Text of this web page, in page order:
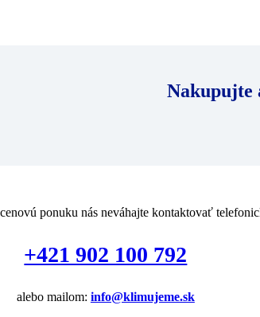
Nakupujte
ponuku nás neváhajte kontaktovať
+421 902 100 792
alebo mailom: info@klimujeme.sk